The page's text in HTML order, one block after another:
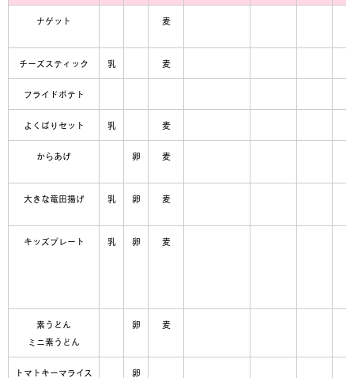
ナゲット 麦
チーズスティック 乳 麦
フライドポテト
よくばりセット 乳 麦
からあげ 卵 麦
大きな竜田揚げ 乳 卵 麦
キッズプレート 乳 卵 麦
素うどん
ミニ素うどん
卵 麦
トマトキーマライス 卵